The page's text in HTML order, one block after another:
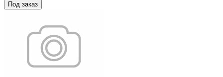
Под заказ